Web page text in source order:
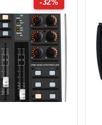
-32%